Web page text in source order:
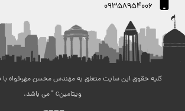
۰۹۳۵۸۹۵۴۰۰۶
کلیه حقوق این سایت متعلق به مهندس محسن مهرخواه با
ویتامینc " می باشد.